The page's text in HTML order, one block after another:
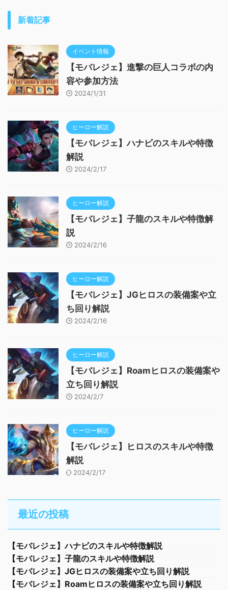
新着記事
イベント情報
【モバレジェ】進撃の巨人コラボの内
容や参加方法
2024/1/31
ヒーロー解説
【モバレジェ】ハナビのスキルや特徴
解説
2024/2/17
ヒーロー解説
【モバレジェ】子龍のスキルや特徴解
説
2024/2/16
ヒーロー解説
【モバレジェ】JGヒロスの装備案や立
ち回り解説
2024/2/16
ヒーロー解説
【モバレジェ】Roamヒロスの装備案や
立ち回り解説
2024/2/7
ヒーロー解説
【モバレジェ】ヒロスのスキルや特徴
解説
2024/2/17
最近の投稿
【モバレジェ】ハナビのスキルや特徴解説
【モバレジェ】子龍のスキルや特徴解説
【モバレジェ】JGヒロスの装備案や立ち回り解説
【モバレジェ】Roamヒロスの装備案や立ち回り解説